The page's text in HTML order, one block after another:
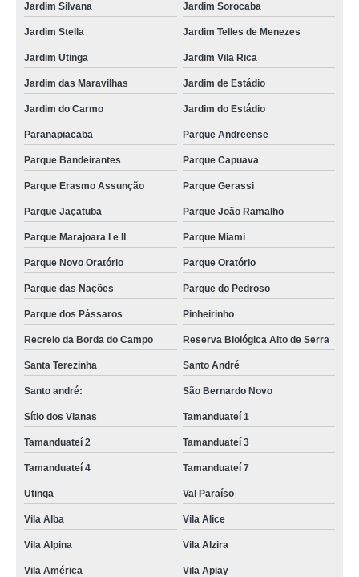
Jardim Silvana Jardim Sorocaba
Jardim Stella Jardim Telles de Menezes
Jardim Utinga Jardim Vila Rica
Jardim das Maravilhas Jardim de Estádio
Jardim do Carmo Jardim do Estádio
Paranapiacaba Parque Andreense
Parque Bandeirantes Parque Capuava
Parque Erasmo Assunção Parque Gerassi
Parque Jaçatuba Parque João Ramalho
Parque Marajoara I e II Parque Miami
Parque Novo Oratório Parque Oratório
Parque das Nações Parque do Pedroso
Parque dos Pássaros Pinheirinho
Recreio da Borda do Campo Reserva Biológica Alto de Serra
Santa Terezinha Santo André
Santo andré: São Bernardo Novo
Sítio dos Vianas Tamanduateí 1
Tamanduateí 2 Tamanduateí 3
Tamanduateí 4 Tamanduateí 7
Utinga Val Paraíso
Vila Alba Vila Alice
Vila Alpina Vila Alzira
Vila América Vila Apiay